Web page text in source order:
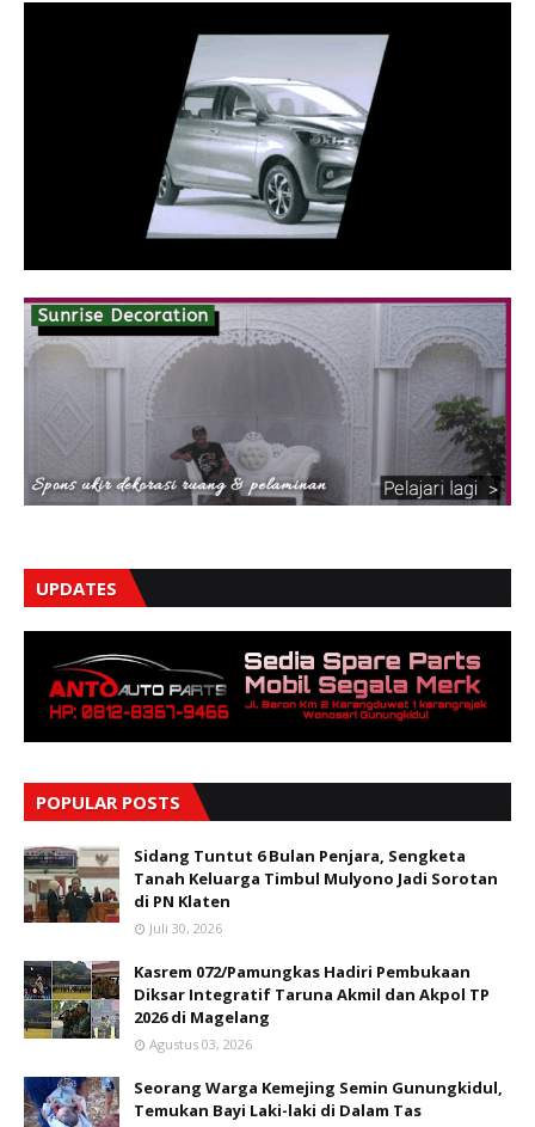
UPDATES
POPULAR POSTS
Sidang Tuntut 6 Bulan Penjara, Sengketa
Tanah Keluarga Timbul Mulyono Jadi Sorotan
di PN Klaten
Juli 30, 2026
Kasrem 072/Pamungkas Hadiri Pembukaan
Diksar Integratif Taruna Akmil dan Akpol TP
2026 di Magelang
Agustus 03, 2026
Seorang Warga Kemejing Semin Gunungkidul,
Temukan Bayi Laki-laki di Dalam Tas